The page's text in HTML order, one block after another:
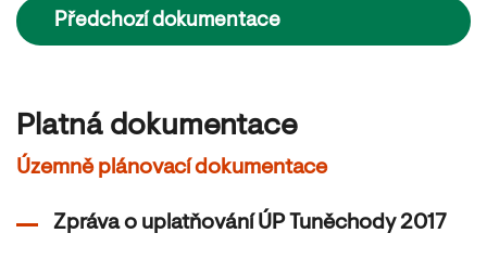
Předchozí dokumentace
Platná dokumentace
Územně plánovací dokumentace
Zpráva o uplatňování ÚP Tuněchody 2017